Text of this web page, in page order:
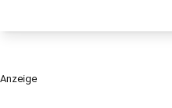
Anzeige